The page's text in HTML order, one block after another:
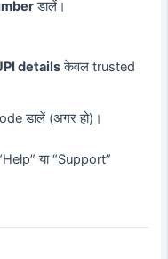
डालें।
detailsकेवल trusted
डालें (अगर हो)।
या “Support”